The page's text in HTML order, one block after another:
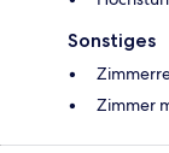
Sonstiges
Zimmer